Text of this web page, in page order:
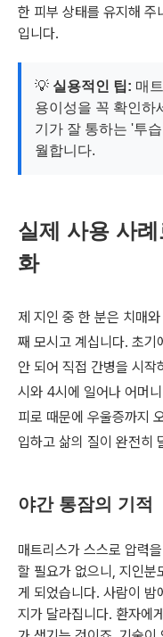
한 피부 상태를 유지해 주
입니다.
💡 실용적인 팁: 매
용이성을 꼭 확인하
기가 잘 통하는 '투
월합니다.
실제 사용 사
화
제 지인 중 한 분은 치매
째 모시고 계십니다. 초기
안 되어 직접 간병을 시작
시와 4시에 일어나 어머
피로 때문에 우울증까지
입하고 삶의 질이 완전히
야간 통잠의 기적
매트리스가 스스로 압력
할 필요가 없으니, 지인분
게 되었습니다. 사람이 밤
지가 달라집니다. 환자에